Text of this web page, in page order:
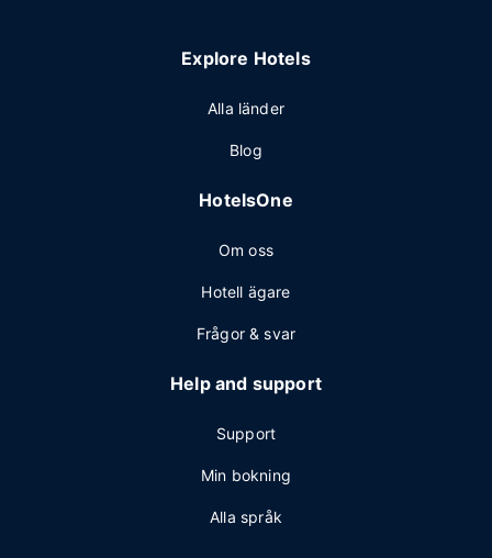
Explore Hotels
Alla länder
Blog
HotelsOne
Om oss
Hotell ägare
Frågor & svar
Help and support
Support
Min bokning
Alla språk